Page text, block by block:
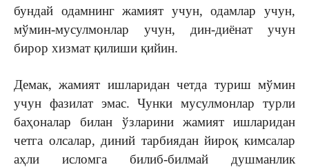
бундай одамнинг жамият учун, одамлар учун,
мўмин-мусулмонлар учун, дин-диёнат учун
бирор хизмат қилиши қийин.
Демак, жамият ишларидан четда туриш мўмин
учун фазилат эмас. Чунки мусулмонлар турли
баҳоналар билан ўзларини жамият ишларидан
четга олсалар, диний тарбиядан йироқ кимсалар
аҳли исломга билиб-билмай душманлик